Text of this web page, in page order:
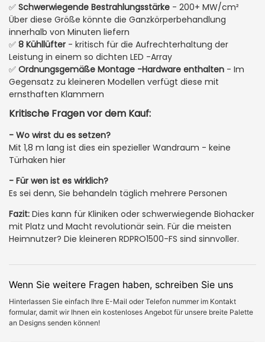
✅ Schwerwiegende Bestrahlungsstärke - 200+ MW/cm²
Über diese Größe könnte die Ganzkörperbehandlung
innerhalb von Minuten liefern
✅ 8 Kühllüfter - kritisch für die Aufrechterhaltung der
Leistung in einem so dichten LED -Array
✅ Ordnungsgemäße Montage -Hardware enthalten - Im
Gegensatz zu kleineren Modellen verfügt diese mit
ernsthaften Klammern
Kritische Fragen vor dem Kauf:
- Wo wirst du es setzen?
Mit 1,8 m lang ist dies ein spezieller Wandraum - keine
Türhaken hier
- Für wen ist es wirklich?
Es sei denn, Sie behandeln täglich mehrere Personen
Fazit: Dies kann für Kliniken oder schwerwiegende Biohacker
mit Platz und Macht revolutionär sein. Für die meisten
Heimnutzer? Die kleineren RDPRO1500-FS sind sinnvoller.
Wenn Sie weitere Fragen haben, schreiben Sie uns
Hinterlassen Sie einfach Ihre E-Mail oder Telefon nummer im Kontakt
formular, damit wir Ihnen ein kostenloses Angebot für unsere breite Palette
an Designs senden können!